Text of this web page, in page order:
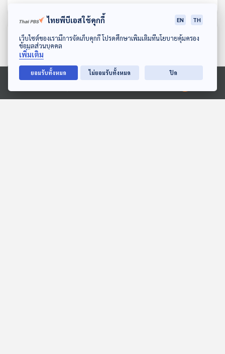
ดาวน์โหลด Thai PBS Podcast Application
Ⓒ 2020 องค์การกระจายเสียงและแพร่ภาพสาธารณะแห่งประเทศไทย
ตอนที่เกี่ยวข้อง
ไทยพีบีเอสใช้คุกกี้ EN TH
เว็บไซต์ของเรามีการจัดเก็บคุกกี้ โปรดศึกษาเพิ่มเติมที่นโยบายคุ้มครอง
ข้อมูลส่วนบุคคล
เพิ่มเติม
ยอมรับทั้งหมด ไม่ยอมรับทั้งหมด ปิด